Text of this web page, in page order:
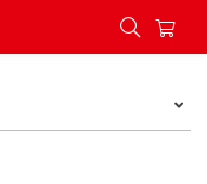
- Konzum